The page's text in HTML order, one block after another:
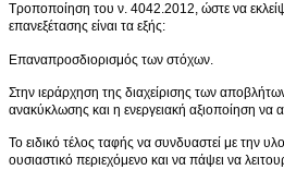
Τροποποίηση του ν. 4042.2012, ώστε να
επανεξέτασης είναι τα εξής:
Επαναπροσδιορισμός των στόχων.
Στην ιεράρχηση της διαχείρισης των
ανακύκλωσης και η ενεργειακή αξιοποίηση
Το ειδικό τέλος ταφής να συνδυαστεί με την
ουσιαστικό περιεχόμενο και να πάψει να